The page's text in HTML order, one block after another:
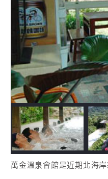
萬金溫泉會館是近期北海